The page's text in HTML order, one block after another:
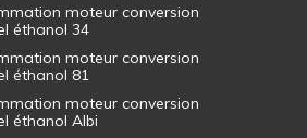
moteur conversion
éthanol 34
moteur conversion
éthanol 81
moteur conversion
éthanol Albi